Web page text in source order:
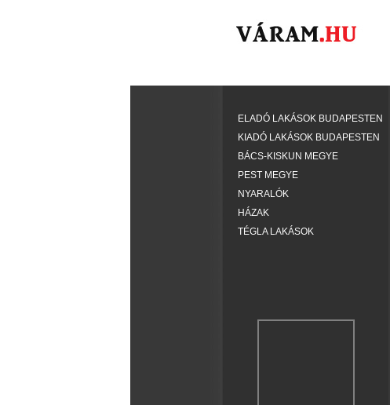
ELADÓ LAKÁSOK BUDAPESTEN
KIADÓ LAKÁSOK BUDAPESTEN
BÁCS-KISKUN MEGYE
PEST MEGYE
NYARALÓK
HÁZAK
TÉGLA LAKÁSOK